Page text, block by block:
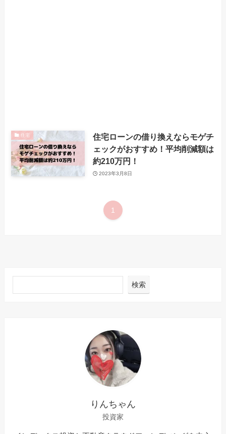
住宅
住宅ローンの借り換えならモゲチ
ェックがおすすめ！平均削減額は
約210万円！
2023年3月8日
1
検索
りんちゃん
投資家